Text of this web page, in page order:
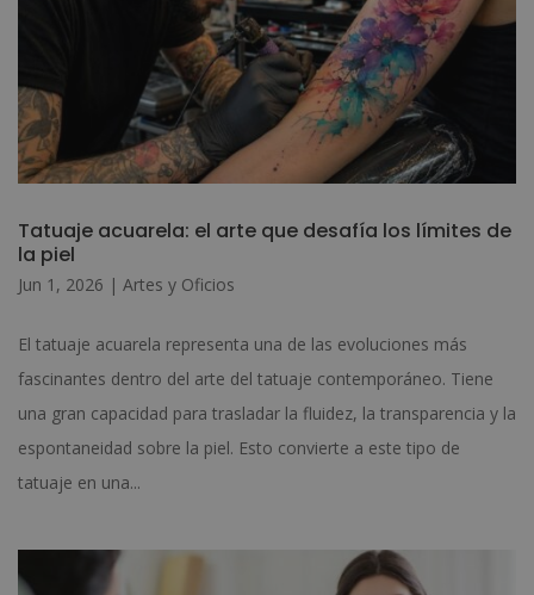
Tatuaje acuarela: el arte que desafía los límites de
la piel
Jun 1, 2026 | Artes y Oficios
El tatuaje acuarela representa una de las evoluciones más
fascinantes dentro del arte del tatuaje contemporáneo. Tiene
una gran capacidad para trasladar la fluidez, la transparencia y la
espontaneidad sobre la piel. Esto convierte a este tipo de
tatuaje en una...